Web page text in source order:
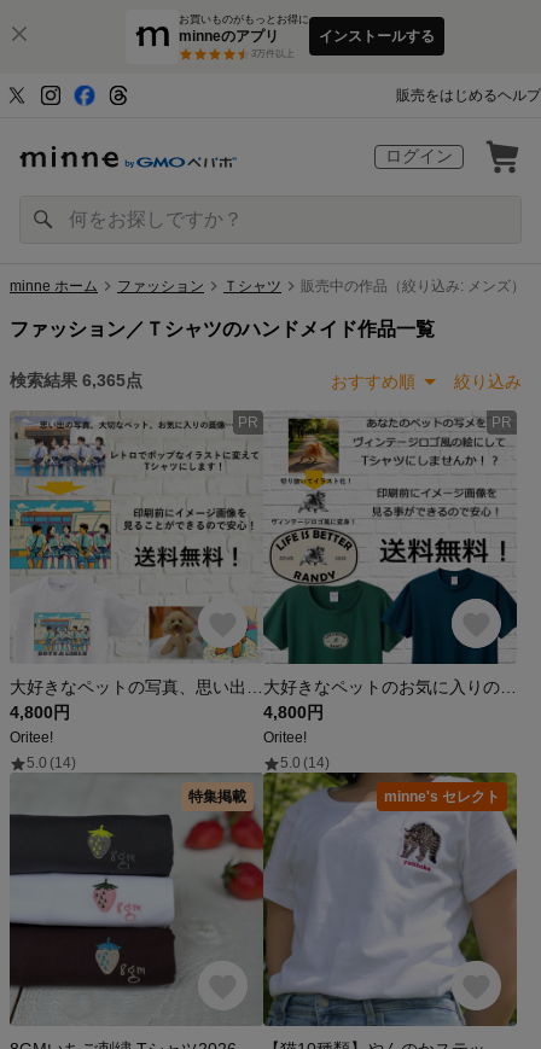
お買いものがもっとお得に
minneのアプリ
3万件以上
インストールする
販売をはじめるヘルプ
ログイン
minne ホーム ファッション Ｔシャツ 販売中の作品（絞り込み: メンズ）
ファッション／Ｔシャツのハンドメイド作品一覧
おすすめ順 絞り込み
検索結果 6,365点
PR
4,800円
Oritee!
5.0 (14)
PR
4,800円
Oritee!
5.0 (14)
特集掲載
minne's セレクト